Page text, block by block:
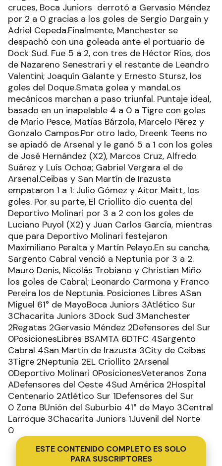
cruces, Boca Juniors derrotó a Gervasio Méndez
por 2 a 0 gracias a los goles de Sergio Dargain y
Adriel Cepeda.Finalmente, Manchester se
despachó con una goleada ante el portuario de
Dock Sud. Fue 5 a 2, con tres de Héctor Ríos, dos
de Nazareno Senestrari y el restante de Leandro
Valentini; Joaquín Galante y Ernesto Stursz, los
goles del Doque.Smata golea y mandaLos
mecánicos marchan a paso triunfal. Puntaje ideal,
basado en un inapelable 4 a 0 a Tigre con goles
de Mario Pesce, Matías Bárzola, Marcelo Pérez y
Gonzalo Campos.Por otro lado, Dreenk Teens no
se apiadó de Arsenal y le ganó 5 a 1 con los goles
de José Hernández (X2), Marcos Cruz, Alfredo
Suárez y Luís Ochoa; Gabriel Vergara el de
Arsenal.Ceibas y San Martín de Irazusta
empataron 1 a 1: Julio Gómez y Aitor Maitt, los
goles. Por su parte, El Criollito dio cuenta del
Deportivo Molinari por 3 a 2 con los goles de
Luciano Puyol (X2) y Juan Carlos García, mientras
que para Deportivo Molinari festejaron
Maximiliano Peralta y Martín Pelayo.En su cancha,
Sargento Cabral venció a Neptunia por 3 a 2.
Mauro Denis, Nicolás Trobiano y Christian Miño
los goles de Cabral; Leonardo Carmona y Franco
Pereira los de Neptunia. Posiciones Libres ASan
Miguel 61° de MayoBoca Juniors 3Atlético Sur
3Chacarita Juniors 3Dock Sud 3Manchester
2Regatas 2Gervasio Méndez 2Defensores del Sur
0PosicionesLibres BSAMTA 6DTFC 4Sargento
Cabral 4San Martín de Irazusta 3City de Ceibas
3Tigre 2Neptunia 2EL Criollito 2Arsenal
0Deportivo Molinari 0PosicionesVeteranos Zona
ADefensores del Oeste 4Sud América 2Hospital
Centenario 2Atlético Sur 1Defensores del Sur
0 Zona BUnión del Suburbio 41° de Mayo 3Central
Larroque 3Chacarita Juniors 1Juvenil del Norte
0
ESTE CONTENIDO COMPLETO ES SOLO
PARA SUSCRIPTORES